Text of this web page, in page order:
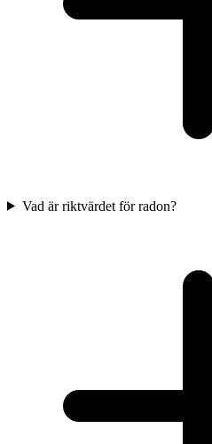
Vad är riktvärdet för radon?